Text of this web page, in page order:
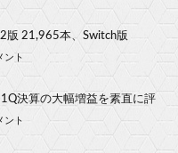
版 21,965本、Switch版
ント
決算の大幅増益を素直に評
ント